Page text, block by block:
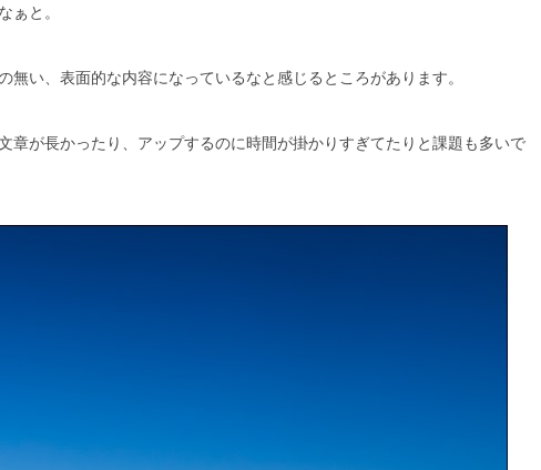
ぁと。
無い、表面的な内容になっているなと感じるところがあります。
章が長かったり、アップするのに時間が掛かりすぎてたりと課題も多いで